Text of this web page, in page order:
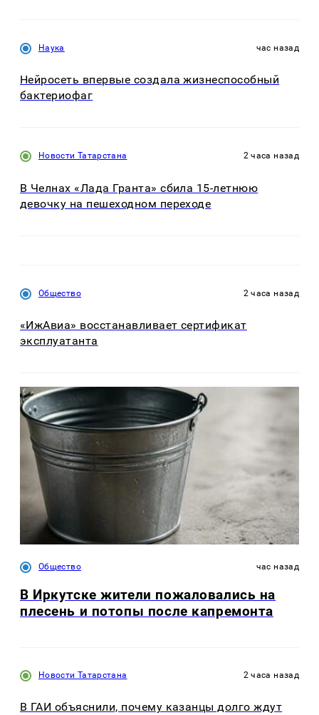
Наука час назад
Нейросеть впервые создала жизнеспособный
бактериофаг
Новости Татарстана 2 часа назад
В Челнах «Лада Гранта» сбила 15-летнюю
девочку на пешеходном переходе
Общество 2 часа назад
«ИжАвиа» восстанавливает сертификат
эксплуатанта
Общество час назад
В Иркутске жители пожаловались на
плесень и потопы после капремонта
Новости Татарстана 2 часа назад
В ГАИ объяснили, почему казанцы долго ждут